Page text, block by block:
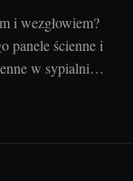
i wezgłowiem?
panele ścienne i
w sypialni
i działają
w